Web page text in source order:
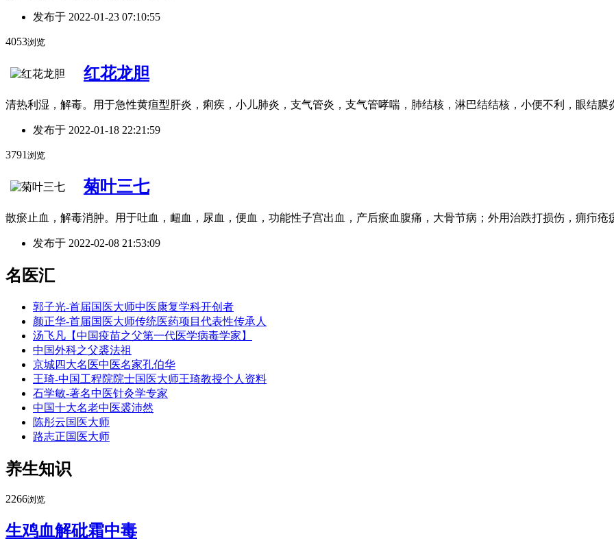
发布于 2022-01-23 07:10:55
4053浏览
红花龙胆
清热利湿，解毒。用于急性黄疸型肝炎，痢疾，小儿肺炎，支气管炎，支气管哮喘，肺结核，淋巴结结核，小便不利，眼结膜
发布于 2022-01-18 22:21:59
3791 浏览
菊叶三七
散瘀止血，解毒消肿。用于吐血，衄血，尿血，便血，功能性子宫出血，产后瘀血腹痛，大骨节病；外用治跌打损伤，痈疖疮
发布于 2022-02-08 21:53:09
名医汇
郭子光-首届国医大师中医康复学科开创者
颜正华-首届国医大师传统医药项目代表性传承人
汤飞凡【中国疫苗之父第一代医学病毒学家】
中国外科之父裘法祖
京城四大名医中医名家孔伯华
王琦-中国工程院院士国医大师王琦教授个人资料
石学敏-著名中医针灸学专家
中国十大名老中医裘沛然
陈彤云国医大师
路志正国医大师
养生知识
2266浏览
生鸡血解砒霜中毒